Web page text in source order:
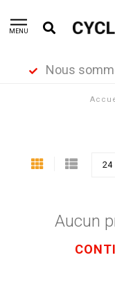
MENU
Nous
Aucun